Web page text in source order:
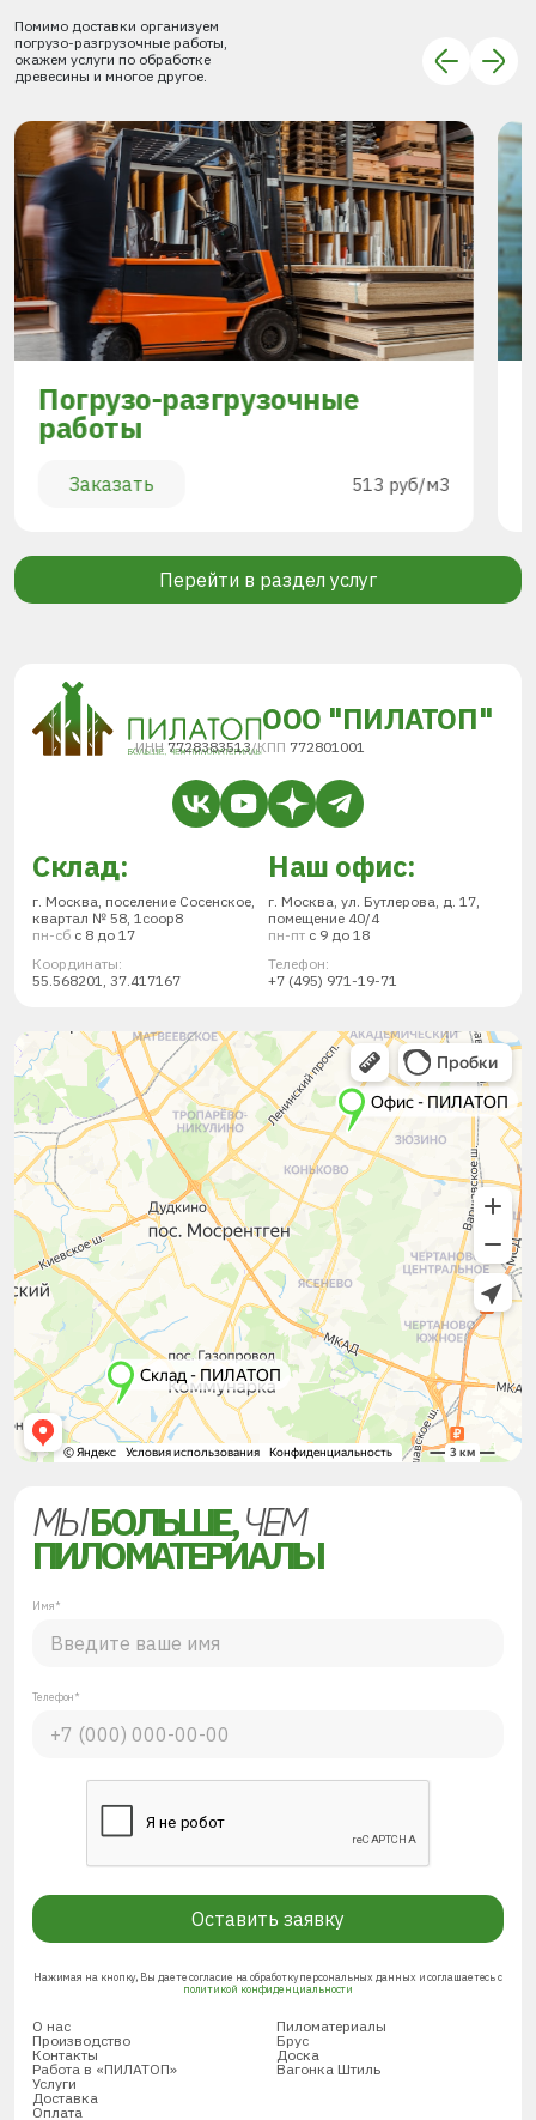
Помимо доставки организуем
погрузо-разгрузочные работы,
окажем услуги по обработке
древесины и многое другое.
Погрузо-разгрузочные
работы
Заказать 513 руб/м3
Перейти в раздел услуг
ООО "ПИЛАТОП"
ИНН 7728383513/КПП 772801001
Склад:
г. Москва, поселение Сосенское,
квартал № 58, 1соор8
пн-сб с 8 до 17
Координаты:
55.568201, 37.417167
Наш офис:
г. Москва, ул. Бутлерова, д. 17,
помещение 40/4
пн-пт с 9 до 18
Телефон:
+7 (495) 971-19-71
МЫБОЛЬШЕ,ЧЕМ
ПИЛОМАТЕРИАЛЫ
Имя*
Телефон*
Оставить заявку
Нажимая на кнопку, Вы даете согласие на обработку персональных данных и соглашаетесь с
политикой конфиденциальности
О нас
Производство
Контакты
Работа в «ПИЛАТОП»
Услуги
Доставка
Оплата
Пиломатериалы
Брус
Доска
Вагонка Штиль